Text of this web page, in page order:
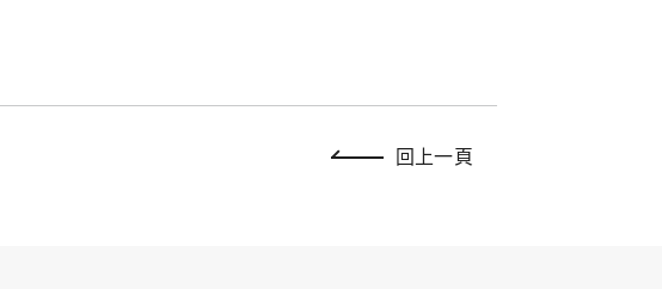
回上一頁